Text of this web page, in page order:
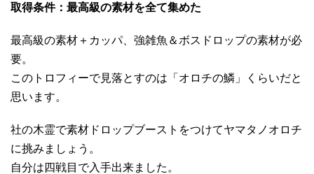
取得条件：最高級の素材を全て集めた
最高級の素材＋カッパ、強雑魚＆ボスドロップの素材が必
要。
このトロフィーで見落とすのは「オロチの鱗」くらいだと
思います。
社の木霊で素材ドロップブーストをつけてヤマタノオロチ
に挑みましょう。
自分は四戦目で入手出来ました。